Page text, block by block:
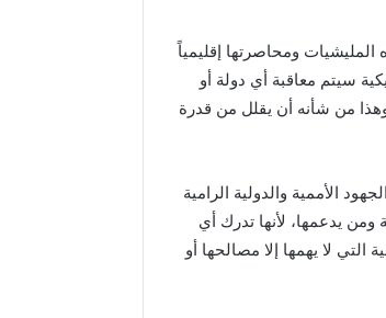
ومحاصرتها إقليمياً
سيتم معاقبة أي دولة أو
من شأنه أن يقلل من قدرة
الأممية والدولية الرامية
ومن يدعمها، لأنها تدرك أي
لا يهمها إلا مصالحها أو